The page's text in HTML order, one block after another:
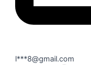
l***8@gmail.com